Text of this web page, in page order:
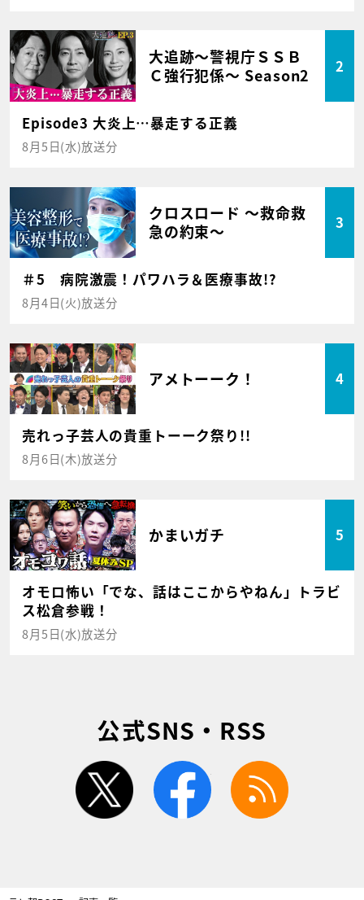
大追跡～警視庁ＳＳＢ
Ｃ強行犯係～ Season2
2
Episode3 大炎上…暴走する正義
8月5日(水)放送分
クロスロード ～救命救
急の約束～
3
＃5 病院激震！パワハラ＆医療事故!?
8月4日(火)放送分
アメトーーク！ 4
売れっ子芸人の貴重トーーク祭り!!
8月6日(木)放送分
かまいガチ 5
オモロ怖い「でな、話はここからやねん」トラビ
ス松倉参戦！
8月5日(水)放送分
公式SNS・RSS
twitter facebook